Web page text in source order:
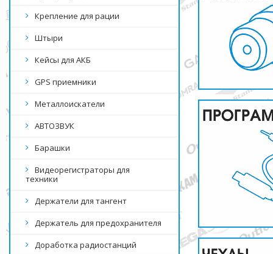
Крепление для рации
Штыри
Кейсы для АКБ
GPS приемники
Металлоискатели
АВТОЗВУК
Барашки
Видеорегистраторы для
техники
Держатели для тангент
Держатель для предохранителя
Доработка радиостанций